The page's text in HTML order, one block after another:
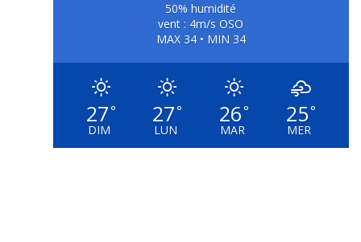
50% humidité
vent : 4m/s OSO
MAX 34 • MIN 34
27°
DIM
27°
LUN
26°
MAR
25°
MER